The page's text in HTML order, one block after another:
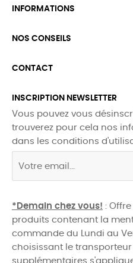
INFORMATIONS
NOS CONSEILS
CONTACT
INSCRIPTION NEWSLETTER
Vous pouvez vous
trouverez pour cela nos
dans les conditions
*Demain chez vous! :
produits contenant la
commande du Lundi au
choisissant le transporteur
supplémentaires